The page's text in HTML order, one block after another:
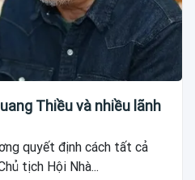
Thiều và nhiều lãnh
quyết định cách tất cả
tịch Hội Nhà...